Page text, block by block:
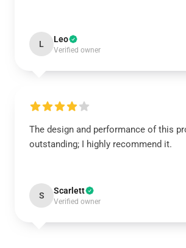
L Leo
Verified owner
The design and performance of this
outstanding; I highly recommend it.
S Scarlett
Verified owner